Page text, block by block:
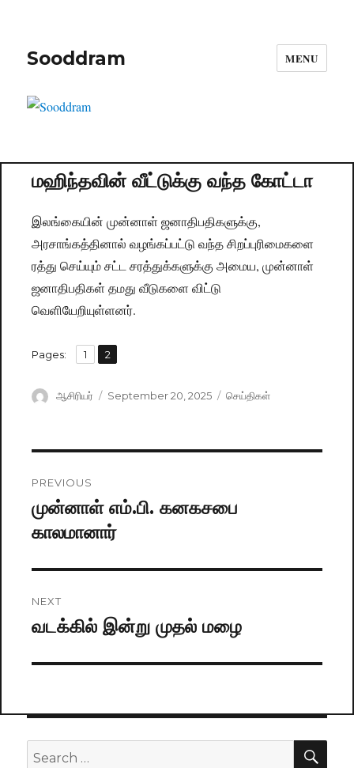
Sooddram MENU
மஹிந்தவின் வீட்டுக்கு வந்த கோட்டா
இலங்கையின் முன்னாள் ஜனாதிபதிகளுக்கு,
அரசாங்கத்தினால் வழங்கப்பட்டு வந்த சிறப்புரிமைகளை
ரத்து செய்யும் சட்ட சரத்துக்களுக்கு அமைய, முன்னாள்
ஜனாதிபதிகள் தமது வீடுகளை விட்டு
வெளியேறியுள்ளனர்.
Pages: Page
1 ,
Page
2
Author
ஆசிரியர்
Posted
September 20, 2025 Categories
செய்திகள்
navigation
PREVIOUS
Previous
post:
முன்னாள் எம்.பி. கனகசபை
காலமானார்
NEXT
Next
வடக்கில் இன்று முதல் மழை
Search